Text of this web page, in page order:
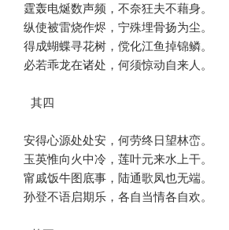
霆轰电烻数声频，不奈狂夫不藉身。
纵使被雷烧作烬，宁殊埋骨扬为尘。
得成蝴蝶寻花树，傥化江鱼掉锦鳞。
必若乖龙在诸处，何须惊动自来人。
安得心源处处安，何劳终日望林峦。
玉英惟向火中冷，莲叶元来水上干。
甯戚饭牛图底事，陆通歌凤也无端。
孙登不语启期乐，各自当情各自欢。